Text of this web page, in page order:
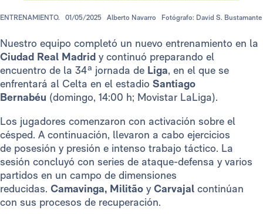
ENTRENAMIENTO. 01/05/2025 Alberto Navarro Fotógrafo: David S. Bustamante
Nuestro equipo completó un nuevo entrenamiento en la
Ciudad Real Madrid y continuó preparando el
encuentro de la 34ª jornada de Liga, en el que se
enfrentará al Celta en el estadio Santiago
Bernabéu (domingo, 14:00 h; Movistar LaLiga).
Los jugadores comenzaron con activación sobre el
césped. A continuación, llevaron a cabo ejercicios
de posesión y presión e intenso trabajo táctico. La
sesión concluyó con series de ataque-defensa y varios
partidos en un campo de dimensiones
reducidas. Camavinga, Militão yCarvajal continúan
con sus procesos de recuperación.